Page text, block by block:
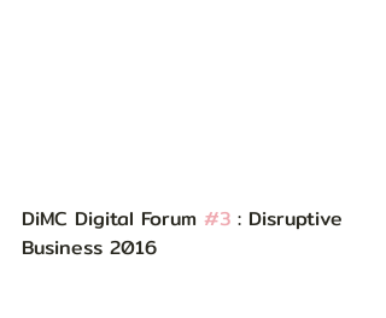
DiMC Digital Forum #3 : Disruptive
Business 2016